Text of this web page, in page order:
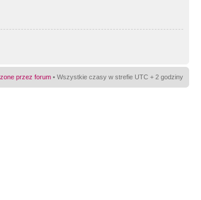
przez forum • Wszystkie czasy w strefie UTC + 2 godziny